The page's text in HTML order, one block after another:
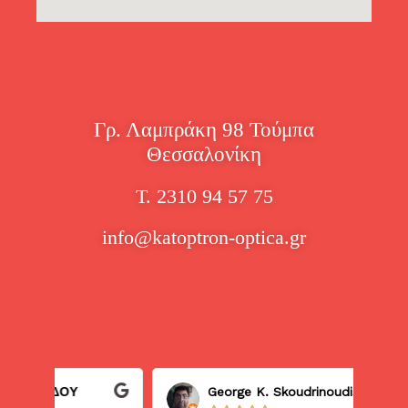
Γρ. Λαμπράκη 98 Τούμπα
Θεσσαλονίκη
Τ. 2310 94 57 75
info@katoptron-optica.gr
George K. Skoudrinoudis